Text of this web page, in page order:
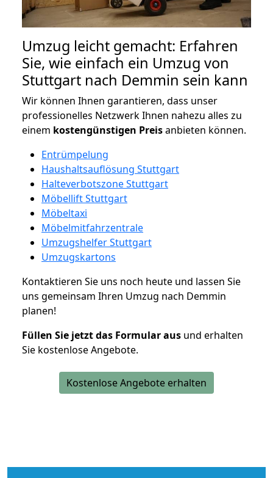
Umzug leicht gemacht: Erfahren
Sie, wie einfach ein Umzug von
Stuttgart nach Demmin sein kann
Wir können Ihnen garantieren, dass unser
professionelles Netzwerk Ihnen nahezu alles zu
einem kostengünstigen Preisanbieten können.
Entrümpelung
Haushaltsauflösung Stuttgart
Halteverbotszone Stuttgart
Möbellift Stuttgart
Möbeltaxi
Möbelmitfahrzentrale
Umzugshelfer Stuttgart
Umzugskartons
Kontaktieren Sie uns noch heute und lassen Sie
uns gemeinsam Ihren Umzug nach Demmin
planen!
Füllen Sie jetzt das Formular aus und erhalten
Sie kostenlose Angebote.
Kostenlose Angebote erhalten